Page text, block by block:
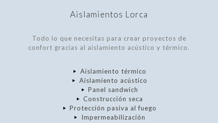
Aislamientos Lorca
Todo lo que necesitas para crear proyectos de
confort gracias al aislamiento acústico y térmico.
Aislamiento térmico
Aislamiento acústico
Panel sandwich
Construcción seca
Protección pasiva al fuego
Impermeabilización